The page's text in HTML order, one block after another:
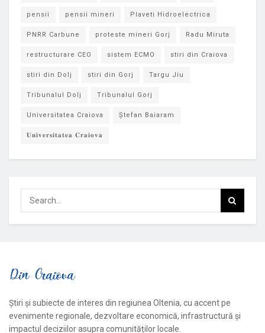
pensii pensii mineri Plaveti Hidroelectrica
PNRR Carbune proteste mineri Gorj Radu Miruta
restructurare CEO sistem ECMO stiri din Craiova
stiri din Dolj stiri din Gorj Targu Jiu
Tribunalul Dolj Tribunalul Gorj
Universitatea Craiova Ștefan Baiaram
𝐔𝐧𝐢𝐯𝐞𝐫𝐬𝐢𝐭𝐚𝐭𝐞𝐚 𝐂𝐫𝐚𝐢𝐨𝐯𝐚
Știri și subiecte de interes din regiunea Oltenia, cu accent pe
evenimente regionale, dezvoltare economică, infrastructură și
impactul deciziilor asupra comunităților locale.